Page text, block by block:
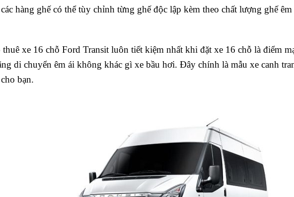
hàng ghế có thể tùy chỉnh từng ghế độc lập kèm theo chất lượng ghế êm
xe 16 chỗ Ford Transit luôn tiết kiệm nhất khi đặt xe 16 chỗ là điểm
di chuyển êm ái không khác gì xe bầu hơi. Đây chính là mẫu xe canh
bạn.